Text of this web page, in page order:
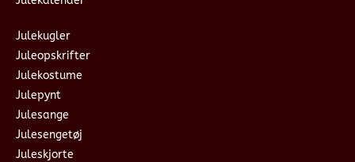
Julekugler
Juleopskrifter
Julekostume
Julepynt
Julesange
Julesengetøj
Juleskjorte